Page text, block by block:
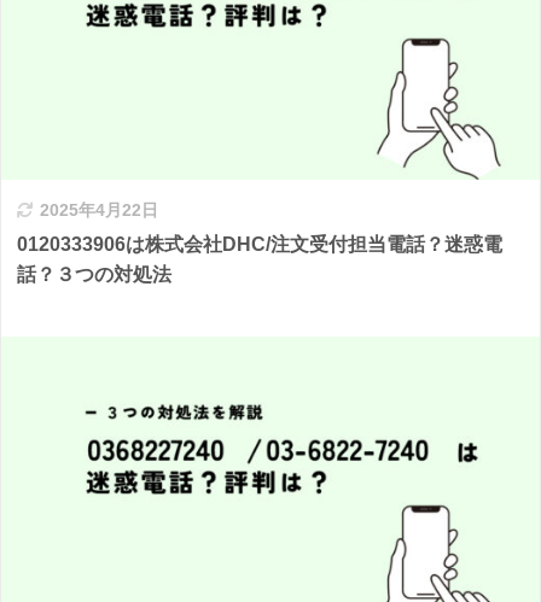
2025年4月22日
0120333906は株式会社DHC/注文受付担当電話？迷惑電
話？３つの対処法